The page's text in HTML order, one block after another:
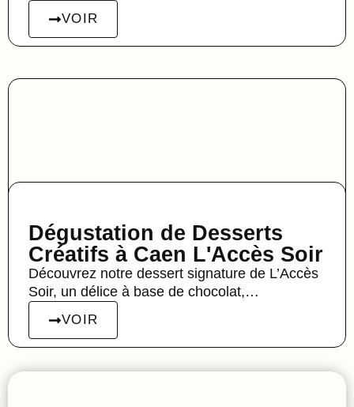
VOIR
Dégustation de Desserts
Créatifs à Caen L'Accès Soir
Découvrez notre dessert signature de L’Accès
Soir, un délice à base de chocolat,…
VOIR